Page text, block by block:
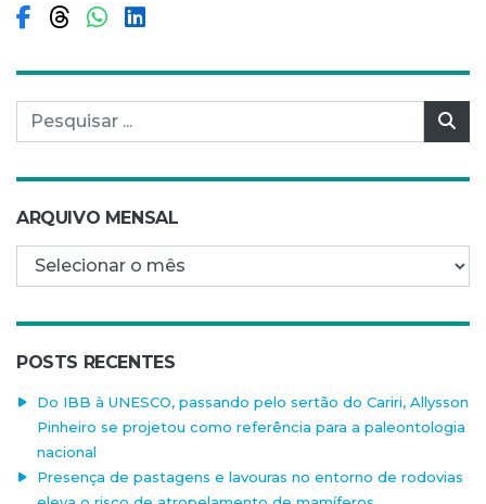
Compartilhar no Facebook
Compartilhar no Threads
Compartilhar no WhatsApp
Compartilhar no LinkedIn
Pesquisar por:
ARQUIVO MENSAL
Arquivo mensal
POSTS RECENTES
Do IBB à UNESCO, passando pelo sertão do Cariri, Allysson
Pinheiro se projetou como referência para a paleontologia
nacional
Presença de pastagens e lavouras no entorno de rodovias